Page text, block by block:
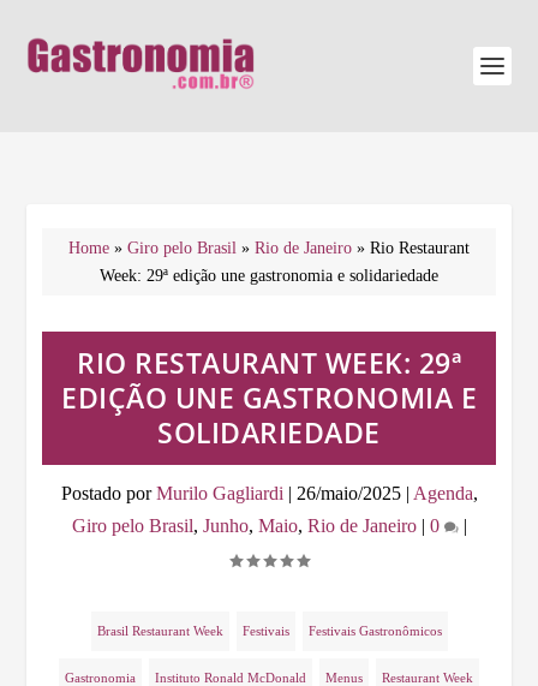
Home » Giro pelo Brasil » Rio de Janeiro » Rio Restaurant
Week: 29ª edição une gastronomia e solidariedade
RIO RESTAURANT WEEK: 29ª
EDIÇÃO UNE GASTRONOMIA E
SOLIDARIEDADE
Postado porMurilo Gagliardi | 26/maio/2025| Agenda,
Giro pelo Brasil, Junho, Maio, Rio de Janeiro| 0 |
Brasil Restaurant Week Festivais Festivais Gastronômicos
Gastronomia Instituto Ronald McDonald Menus Restaurant Week